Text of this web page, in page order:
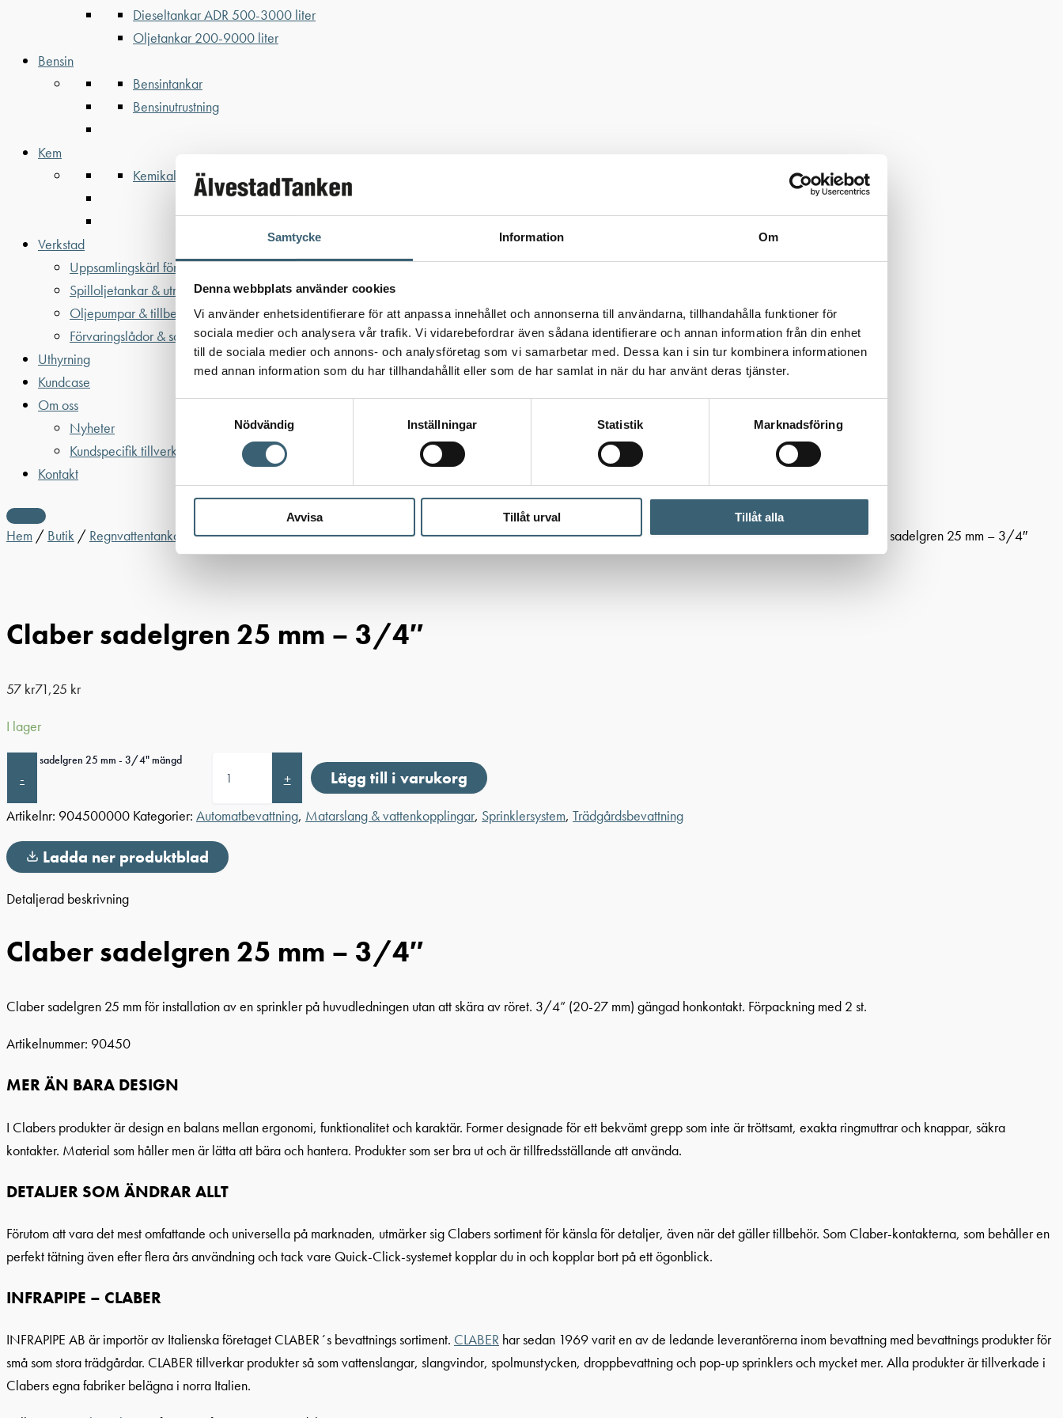
Samtycke Information Om
Denna webbplats använder cookies
Vi använder enhetsidentifierare för att anpassa innehållet och annonserna till användarna, tillhandahålla funktioner för
sociala medier och analysera vår trafik. Vi vidarebefordrar även sådana identifierare och annan information från din enhet
till de sociala medier och annons- och analysföretag som vi samarbetar med. Dessa kan i sin tur kombinera informationen
med annan information som du har tillhandahållit eller som de har samlat in när du har använt deras tjänster.
Nödvändig
Inställningar Statistik Marknadsföring
Avvisa Tillåt urval Tillåt alla
Dieseltankar ADR 500-3000 liter
Oljetankar 200-9000 liter
Bensin
Bensintankar
Bensinutrustning
Kem
Kemikalietankar
Verkstad
Uppsamlingskärl för fat & IBC
Spilloljetankar & utrustning
Oljepumpar & tillbehör
Förvaringslådor & sandlådor
Uthyrning
Kundcase
Om oss
Nyheter
Kundspecifik tillverkning
Kontakt
Hem / Butik / Regnvattentankar & trädgårdsbevattning/Trädgårdsbevattning/Automatbevattning/Sprinklersystem /Matarslang & vattenkopplingar/ Claber sadelgren 25 mm – 3/4″
Claber sadelgren 25 mm – 3/4″
57 kr71,25 kr
I lager
-
Claber sadelgren 25 mm - 3/4" mängd
+ Lägg till i varukorg
Artikelnr: 904500000 Kategorier: Automatbevattning, Matarslang & vattenkopplingar, Sprinklersystem, Trädgårdsbevattning
Ladda ner produktblad
Detaljerad beskrivning
Claber sadelgren 25 mm – 3/4″
Claber sadelgren 25 mm för installation av en sprinkler på huvudledningen utan att skära av röret. 3/4” (20-27 mm) gängad honkontakt. Förpackning med 2 st.
Artikelnummer: 90450
MER ÄN BARA DESIGN
I Clabers produkter är design en balans mellan ergonomi, funktionalitet och karaktär. Former designade för ett bekvämt grepp som inte är tröttsamt, exakta ringmuttrar och knappar, säkra
kontakter. Material som håller men är lätta att bära och hantera. Produkter som ser bra ut och är tillfredsställande att använda.
DETALJER SOM ÄNDRAR ALLT
Förutom att vara det mest omfattande och universella på marknaden, utmärker sig Clabers sortiment för känsla för detaljer, även när det gäller tillbehör. Som Claber-kontakterna, som behåller en
perfekt tätning även efter flera års användning och tack vare Quick-Click-systemet kopplar du in och kopplar bort på ett ögonblick.
INFRAPIPE – CLABER
INFRAPIPE AB är importör av Italienska företaget CLABER´s bevattnings sortiment. CLABER har sedan 1969 varit en av de ledande leverantörerna inom bevattning med bevattnings produkter för
små som stora trädgårdar. CLABER tillverkar produkter så som vattenslangar, slangvindor, spolmunstycken, droppbevattning och pop-up sprinklers och mycket mer. Alla produkter är tillverkade i
Clabers egna fabriker belägna i norra Italien.